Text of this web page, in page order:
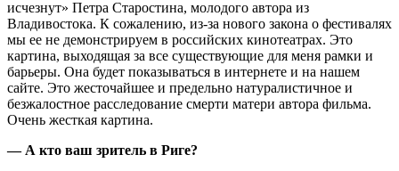
исчезнут» Петра Старостина, молодого автора из
Владивостока. К сожалению, из-за нового закона о фестивалях
мы ее не демонстрируем в российских кинотеатрах. Это
картина, выходящая за все существующие для меня рамки и
барьеры. Она будет показываться в интернете и на нашем
сайте. Это жесточайшее и предельно натуралистичное и
безжалостное расследование смерти матери автора фильма.
Очень жесткая картина.
— А кто ваш зритель в Риге?